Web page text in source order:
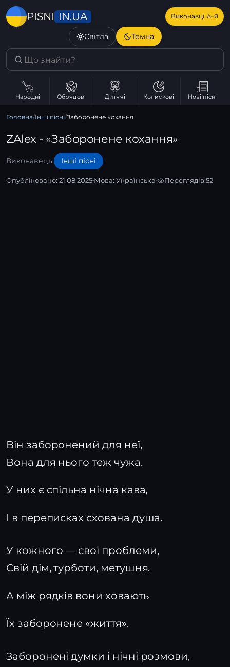
PISNI IN.UA Виконавці·А–Я
Світла Темна
Народні Обрядові Дитячі Колискові Нові пісні
Головна/Інші пісні/Заборонене кохання
ZAlex - «Заборонене кохання»
Виконавець: Інші пісні
Опубліковано: 21.08.2025 Мова: Українська Переглядів:52
Він заборонений для неї,
Вона для нього теж чужа.
У них є спільна нічна кава,
І в переписках схована душа.
У кожного — свої проблеми,
Свій дім, турботи, метушня.
А між рядків вони ховають
Їх заборонене «життя».
Заборонені думки і нічні розмови,